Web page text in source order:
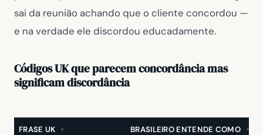
sai da reunião achando que o cliente concordou —
e na verdade ele discordou educadamente.
Códigos UK que parecem concordância mas
significam discordância
FRASE UK BRASILEIRO ENTENDE COMO